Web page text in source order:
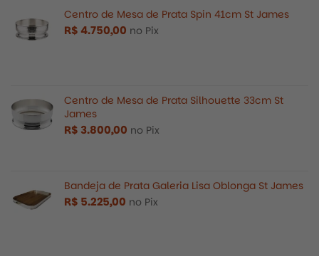
Centro de Mesa de Prata Spin 41cm St James
R$4.750,00 no Pix
Centro de Mesa de Prata Silhouette 33cm St
James
R$3.800,00 no Pix
Bandeja de Prata Galeria Lisa Oblonga St James
R$ 5.225,00 no Pix